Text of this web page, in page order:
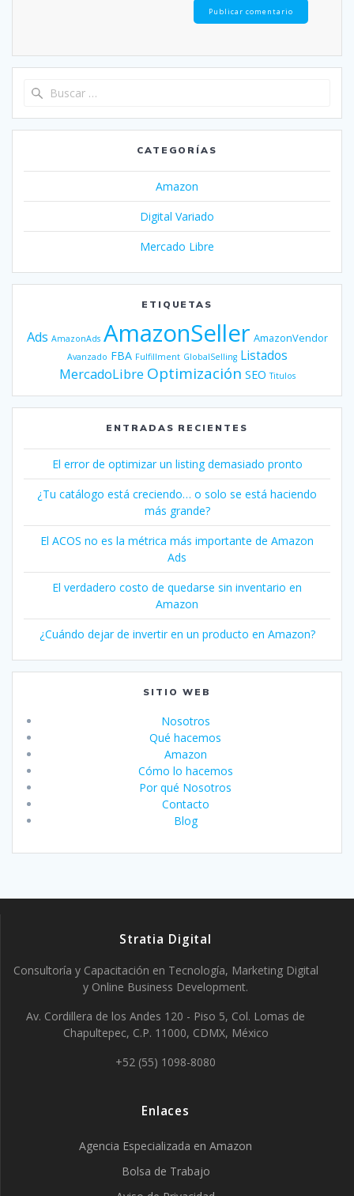
CATEGORÍAS
Amazon
Digital Variado
Mercado Libre
ETIQUETAS
Ads AmazonAds AmazonSeller AmazonVendor
Avanzado FBA Fulfillment GlobalSelling Listados
MercadoLibre Optimización SEO Titulos
ENTRADAS RECIENTES
El error de optimizar un listing demasiado pronto
¿Tu catálogo está creciendo… o solo se está haciendo
más grande?
El ACOS no es la métrica más importante de Amazon
Ads
El verdadero costo de quedarse sin inventario en
Amazon
¿Cuándo dejar de invertir en un producto en Amazon?
SITIO WEB
Nosotros
Qué hacemos
Amazon
Cómo lo hacemos
Por qué Nosotros
Contacto
Blog
Stratia Digital
Consultoría y Capacitación en Tecnología, Marketing Digital
y Online Business Development.
Av. Cordillera de los Andes 120 - Piso 5, Col. Lomas de
Chapultepec, C.P. 11000, CDMX, México
+52 (55) 1098-8080
Enlaces
Agencia Especializada en Amazon
Bolsa de Trabajo